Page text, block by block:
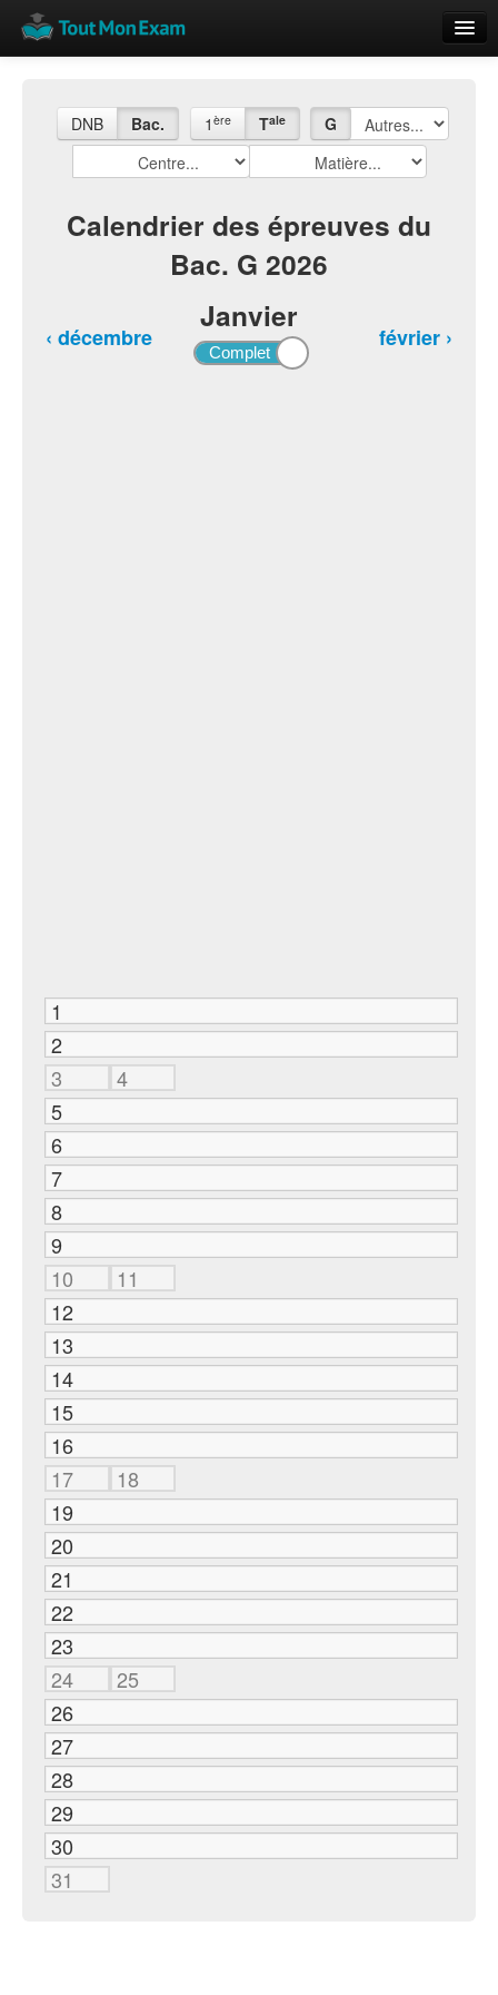
Vue globale
Rajouter
DNB Bac. 1 ère Tale G
Calendrier des épreuves du
Bac. G 2026
Janvier
‹ décembre février ›
1
2
3
4
5
6
7
8
9
10
11
12
13
14
15
16
17
18
19
20
21
22
23
24
25
26
27
28
29
30
31